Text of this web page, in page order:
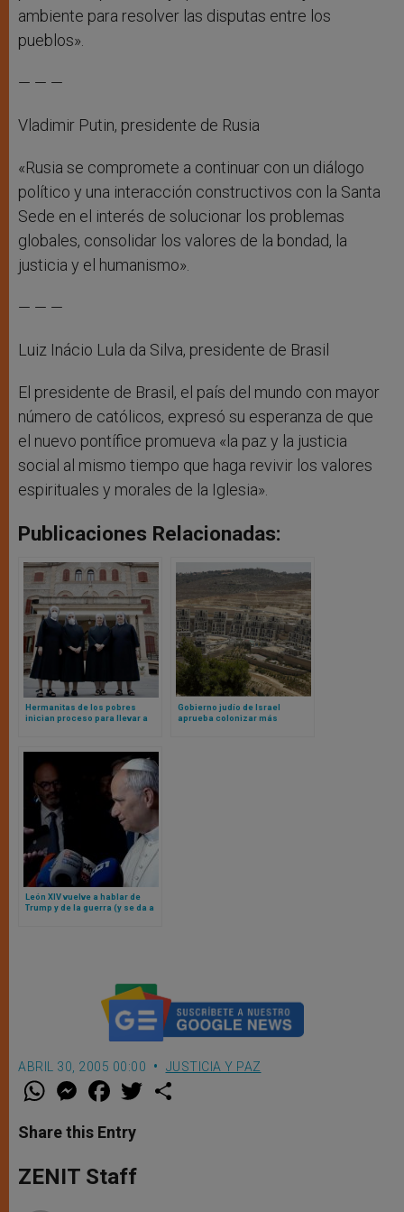
ambiente para resolver las disputas entre los
pueblos».
— — —
Vladimir Putin, presidente de Rusia
«Rusia se compromete a continuar con un diálogo
político y una interacción constructivos con la Santa
Sede en el interés de solucionar los problemas
globales, consolidar los valores de la bondad, la
justicia y el humanismo».
— — —
Luiz Inácio Lula da Silva, presidente de Brasil
El presidente de Brasil, el país del mundo con mayor
número de católicos, expresó su esperanza de que
el nuevo pontífice promueva «la paz y la justicia
social al mismo tiempo que haga revivir los valores
espirituales y morales de la Iglesia».
Publicaciones Relacionadas:
Hermanitas de los pobres
inician proceso para llevar a
Gobierno judío de Israel
aprueba colonizar más
León XIV vuelve a hablar de
Trump y de la guerra (y se da a
ABRIL 30, 2005 00:00 JUSTICIA Y PAZ
W
t
s
p
p
M
e
s
e
g
e
F
a
e
b
o
k
w
Share this Entry
ZENIT Staff